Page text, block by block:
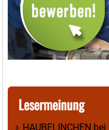
Lesermeinung
HAUBELINCHEN bei